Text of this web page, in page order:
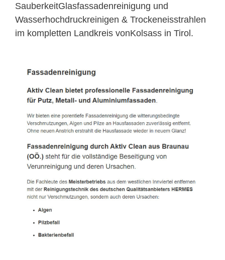
SauberkeitGlasfassadenreinigung und
Wasserhochdruckreinigen & Trockeneisstrahlen
im kompletten Landkreis vonKolsass in Tirol.